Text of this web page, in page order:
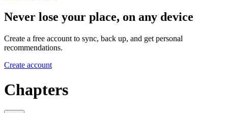
Never lose your place, on any device
Create a free account to sync, back up, and get personal
recommendations.
Create account
Chapters